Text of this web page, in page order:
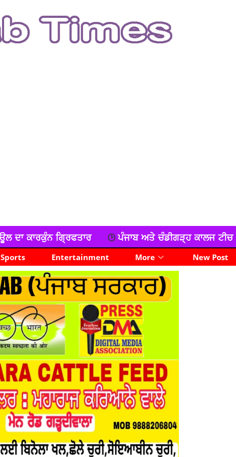
ਪੰਜਾਬ ਅਤੇ ਚੰਡੀਗੜ੍ਹ ਕਾਲਜ ਟੀਚਰ ਯੂਨੀਅਨ ਦਾ ਧਰਨਾ, ਕੀਤੀ
Sports Entertainment More New Post